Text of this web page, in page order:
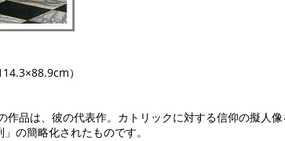
）
品は、彼の代表作。カトリックに対する信仰の擬人
の簡略化されたものです。